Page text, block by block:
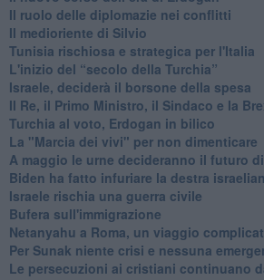
Il ruolo delle diplomazie nei conflitti
Il medioriente di Silvio
Tunisia rischiosa e strategica per l'Italia
L'inizio del “secolo della Turchia”
Israele, deciderà il borsone della spesa
Il Re, il Primo Ministro, il Sindaco e la
Turchia al voto, Erdogan in bilico
La "Marcia dei vivi" per non dimenticare
A maggio le urne decideranno il futuro
Biden ha fatto infuriare la destra
Israele rischia una guerra civile
Bufera sull'immigrazione
Netanyahu a Roma, un viaggio
Per Sunak niente crisi e nessuna
Le persecuzioni ai cristiani continuano